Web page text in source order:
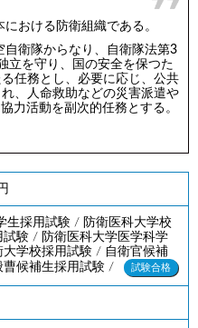
おける防衛組織である。
自衛隊からなり、自衛隊法第3
立を守り、国の安全を保つた
任務とし、必要に応じ、公共
、人命救助などの災害派遣や
力活動を副次的任務とする。
生採用試験 / 防衛医科大学校
試験 / 防衛医科大学医学科学
学校採用試験 / 自衛官候補
候補生採用試験 /
試験合格